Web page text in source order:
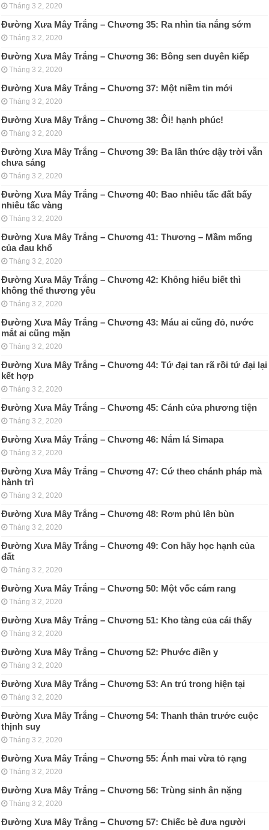
Tháng 3 2, 2020
Đường Xưa Mây Trắng – Chương 35: Ra nhìn tia nắng sớm
Tháng 3 2, 2020
Đường Xưa Mây Trắng – Chương 36: Bông sen duyên kiếp
Tháng 3 2, 2020
Đường Xưa Mây Trắng – Chương 37: Một niềm tin mới
Tháng 3 2, 2020
Đường Xưa Mây Trắng – Chương 38: Ôi! hạnh phúc!
Tháng 3 2, 2020
Đường Xưa Mây Trắng – Chương 39: Ba lần thức dậy trời vẫn
chưa sáng
Tháng 3 2, 2020
Đường Xưa Mây Trắng – Chương 40: Bao nhiêu tấc đất bấy
nhiêu tấc vàng
Tháng 3 2, 2020
Đường Xưa Mây Trắng – Chương 41: Thương – Mầm mống
của đau khổ
Tháng 3 2, 2020
Đường Xưa Mây Trắng – Chương 42: Không hiểu biết thì
không thể thương yêu
Tháng 3 2, 2020
Đường Xưa Mây Trắng – Chương 43: Máu ai cũng đỏ, nước
mắt ai cũng mặn
Tháng 3 2, 2020
Đường Xưa Mây Trắng – Chương 44: Tứ đại tan rã rồi tứ đại lại
kết hợp
Tháng 3 2, 2020
Đường Xưa Mây Trắng – Chương 45: Cánh cửa phương tiện
Tháng 3 2, 2020
Đường Xưa Mây Trắng – Chương 46: Nắm lá Simapa
Tháng 3 2, 2020
Đường Xưa Mây Trắng – Chương 47: Cứ theo chánh pháp mà
hành trì
Tháng 3 2, 2020
Đường Xưa Mây Trắng – Chương 48: Rơm phủ lên bùn
Tháng 3 2, 2020
Đường Xưa Mây Trắng – Chương 49: Con hãy học hạnh của
đất
Tháng 3 2, 2020
Đường Xưa Mây Trắng – Chương 50: Một vốc cám rang
Tháng 3 2, 2020
Đường Xưa Mây Trắng – Chương 51: Kho tàng của cái thấy
Tháng 3 2, 2020
Đường Xưa Mây Trắng – Chương 52: Phước điền y
Tháng 3 2, 2020
Đường Xưa Mây Trắng – Chương 53: An trú trong hiện tại
Tháng 3 2, 2020
Đường Xưa Mây Trắng – Chương 54: Thanh thản trước cuộc
thịnh suy
Tháng 3 2, 2020
Đường Xưa Mây Trắng – Chương 55: Ánh mai vừa tỏ rạng
Tháng 3 2, 2020
Đường Xưa Mây Trắng – Chương 56: Trùng sinh ân nặng
Tháng 3 2, 2020
Đường Xưa Mây Trắng – Chương 57: Chiếc bè đưa người